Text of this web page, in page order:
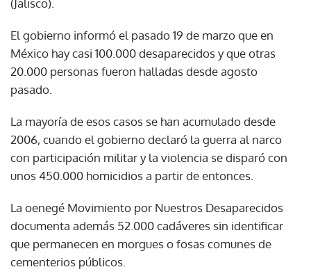
(Jalisco).
El gobierno informó el pasado 19 de marzo que en
México hay casi 100.000 desaparecidos y que otras
20.000 personas fueron halladas desde agosto
pasado.
La mayoría de esos casos se han acumulado desde
2006, cuando el gobierno declaró la guerra al narco
con participación militar y la violencia se disparó con
unos 450.000 homicidios a partir de entonces.
La oenegé Movimiento por Nuestros Desaparecidos
documenta además 52.000 cadáveres sin identificar
que permanecen en morgues o fosas comunes de
cementerios públicos.